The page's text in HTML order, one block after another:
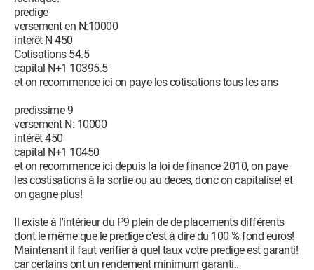
predige
versement en N:10000
intérêt N 450
Cotisations 54.5
capital N+1 10395.5
et on recommence ici on paye les cotisations tous les ans
predissime 9
versement N: 10000
intérêt 450
capital N+1 10450
et on recommence ici depuis la loi de finance 2010, on paye
les costisations à la sortie ou au deces, donc on capitalise! et
on gagne plus!
Il existe à l'intérieur du P9 plein de de placements différents
dont le même que le predige c'est à dire du 100 % fond euros!
Maintenant il faut verifier à quel taux votre predige est garanti!
car certains ont un rendement minimum garanti..